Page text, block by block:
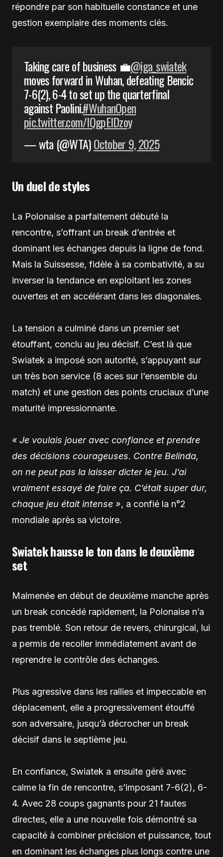
répondre par son habituelle constance et une
gestion exemplaire des moments clés.
Taking care of business 💼@iga_swiatek
moves forward in Wuhan, defeating Bencic
7-6(2), 6-4 to set up the quarterfinal
against Paolini.#WuhanOpen
pic.twitter.com/lQgpEIDzoy
— wta (@WTA)October 9, 2025
Un duel de styles
La Polonaise a parfaitement débuté la
rencontre, s’offrant un break d’entrée et
dominant les échanges depuis la ligne de fond.
Mais la Suissesse, fidèle à sa combativité, a su
inverser la tendance en exploitant les zones
ouvertes et en accélérant dans les diagonales.
La tension a culminé dans un premier set
étouffant, conclu au jeu décisif. C’est là que
Swiatek a imposé son autorité, s’appuyant sur
un très bon service (8 aces sur l’ensemble du
match) et une gestion des points cruciaux d’une
maturité impressionnante.
« Je voulais jouer avec confiance et prendre
des décisions courageuses. Contre Belinda,
on ne peut pas la laisser dicter le jeu. J’ai
vraiment essayé de faire ça. C’était super dur,
chaque jeu était intense », a confié la n°2
mondiale après sa victoire.
Swiatek hausse le ton dans le deuxième
set
Malmenée en début de deuxième manche après
un break concédé rapidement, la Polonaise n’a
pas tremblé. Son retour de revers, chirurgical, lui
a permis de recoller immédiatement avant de
reprendre le contrôle des échanges.
Plus agressive dans les rallies et impeccable en
déplacement, elle a progressivement étouffé
son adversaire, jusqu’à décrocher un break
décisif dans le septième jeu.
En confiance, Swiatek a ensuite géré avec
calme la fin de rencontre, s’imposant 7-6(2), 6-
4. Avec 28 coups gagnants pour 21 fautes
directes, elle a une nouvelle fois démontré sa
capacité à combiner précision et puissance, tout
en dominant les échanges plus longs contre une